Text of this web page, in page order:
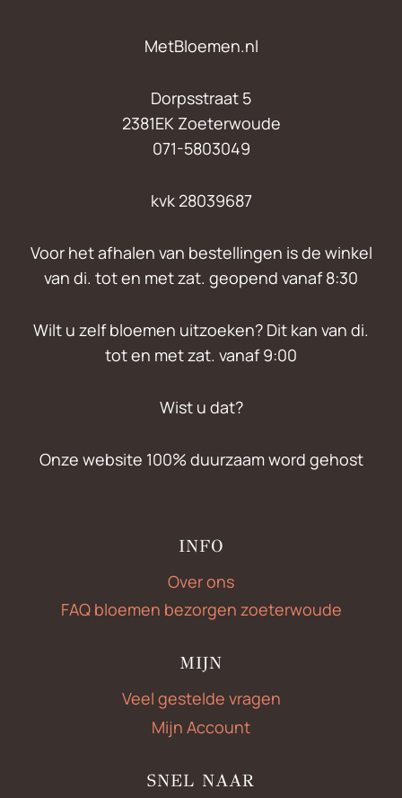
MetBloemen.nl
Dorpsstraat 5
2381EK Zoeterwoude
071-5803049
kvk 28039687
Voor het afhalen van bestellingen is de winkel
van di. tot en met zat. geopend vanaf 8:30
Wilt u zelf bloemen uitzoeken? Dit kan van di.
tot en met zat. vanaf 9:00
Wist u dat?
Onze website 100% duurzaam word gehost
INFO
Over ons
FAQ bloemen bezorgen zoeterwoude
MIJN
Veel gestelde vragen
Mijn Account
SNEL NAAR